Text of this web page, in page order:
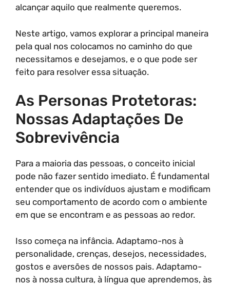
alcançar aquilo que realmente queremos.
Neste artigo, vamos explorar a principal maneira
pela qual nos colocamos no caminho do que
necessitamos e desejamos, e o que pode ser
feito para resolver essa situação.
As Personas Protetoras:
Nossas Adaptações De
Sobrevivência
Para a maioria das pessoas, o conceito inicial
pode não fazer sentido imediato. É fundamental
entender que os indivíduos ajustam e modificam
seu comportamento de acordo com o ambiente
em que se encontram e as pessoas ao redor.
Isso começa na infância. Adaptamo-nos à
personalidade, crenças, desejos, necessidades,
gostos e aversões de nossos pais. Adaptamo-
nos à nossa cultura, à língua que aprendemos, às